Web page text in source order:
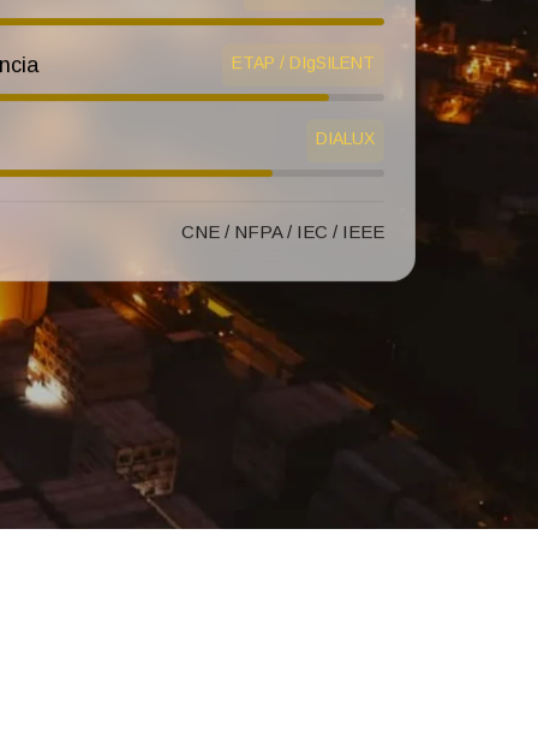
ETAP / DIgSILENT
DIALUX
CNE / NFPA / IEC / IEEE